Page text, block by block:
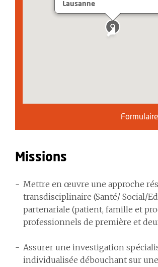
Lausanne
Missions
Mettre en œuvre une approche
transdisciplinaire (Santé/ Social/
partenariale (patient, famille et
professionnels de première et
Assurer une investigation
individualisée débouchant sur